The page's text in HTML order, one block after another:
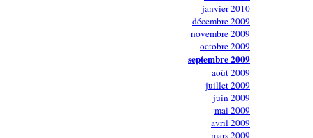
janvier 2010
décembre 2009
novembre 2009
octobre 2009
septembre 2009
août 2009
juillet 2009
juin 2009
mai 2009
avril 2009
mars 2009